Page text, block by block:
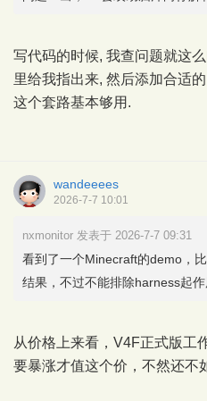
写代码的时候, 我查问题就这
里给我指出来, 然后添加合适
这个套路基本够用.
wandeeees
2026-7-7 10:01
nxmonitor 发表于 2026-7-7 09:31
看到了一个Minecraft的demo，
结果，不过不能排除harness起作
从价格上来看，V4F正式版工
要暴涨才值这个价，不然还不